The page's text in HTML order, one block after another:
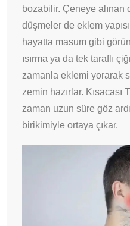
bozabilir. Çeneye alınan
düşmeler de eklem
hayatta masum gibi
ısırma ya da tek taraflı
zamanla eklemi yorarak
zemin hazırlar.
zaman uzun süre göz
birikimiyle ortaya çıkar.